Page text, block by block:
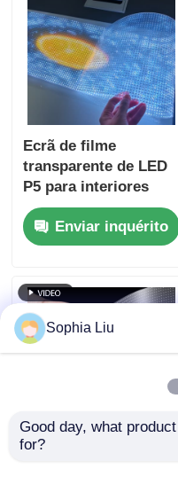
Ecrã de filme
transparente de LED
P5 para interiores
Ecrã adesivo de alta
definição para
publicidade em lojas
Enviar inquérito
Sophia Liu
Good day, what
for?